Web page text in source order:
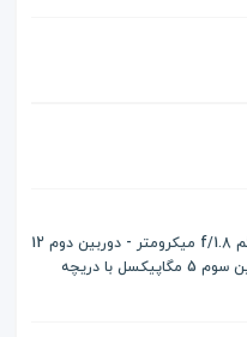
دوربین اول 50 مگاپیکسل با دریچه دیافراگم f/1.8 میکرومتر - دوربین دوم 12
مگاپیکسل با دریچه دیافراگم f/2.2 - دوربین سوم 5 مگاپیکسل با دریچه